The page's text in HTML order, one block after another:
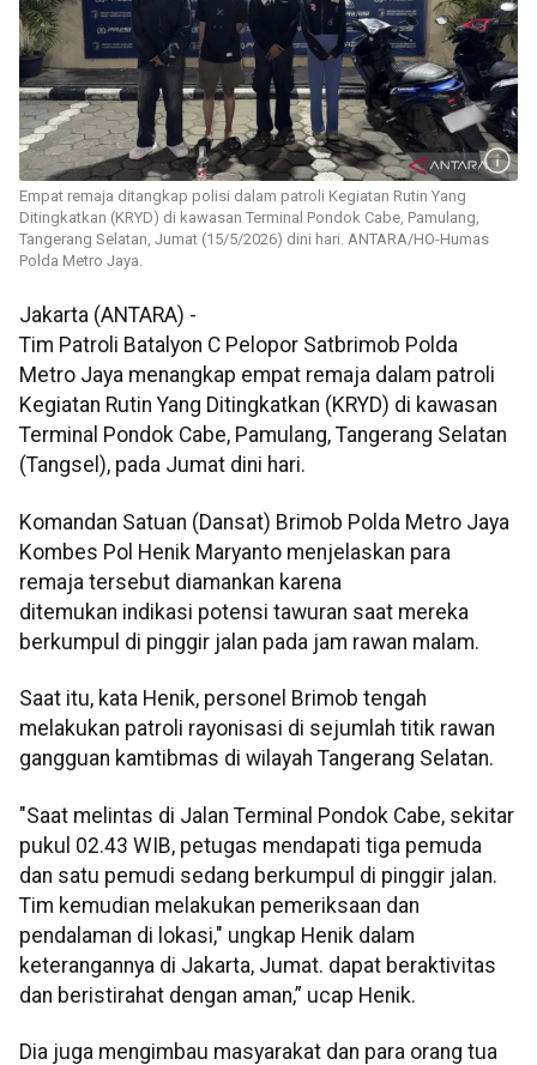
Empat remaja ditangkap polisi dalam patroli Kegiatan Rutin Yang
Ditingkatkan (KRYD) di kawasan Terminal Pondok Cabe, Pamulang,
Tangerang Selatan, Jumat (15/5/2026) dini hari. ANTARA/HO-Humas
Polda Metro Jaya.
Jakarta (ANTARA) -
Tim Patroli Batalyon C Pelopor Satbrimob Polda
Metro Jaya menangkap empat remaja dalam patroli
Kegiatan Rutin Yang Ditingkatkan (KRYD) di kawasan
Terminal Pondok Cabe, Pamulang, Tangerang Selatan
(Tangsel), pada Jumat dini hari.
Komandan Satuan (Dansat) Brimob Polda Metro Jaya
Kombes Pol Henik Maryanto menjelaskan para
remaja tersebut diamankan karena
ditemukan indikasi potensi tawuran saat mereka
berkumpul di pinggir jalan pada jam rawan malam.
Saat itu, kata Henik, personel Brimob tengah
melakukan patroli rayonisasi di sejumlah titik rawan
gangguan kamtibmas di wilayah Tangerang Selatan.
"Saat melintas di Jalan Terminal Pondok Cabe, sekitar
pukul 02.43 WIB, petugas mendapati tiga pemuda
dan satu pemudi sedang berkumpul di pinggir jalan.
Tim kemudian melakukan pemeriksaan dan
pendalaman di lokasi," ungkap Henik dalam
keterangannya di Jakarta, Jumat. dapat beraktivitas
dan beristirahat dengan aman,” ucap Henik.
Dia juga mengimbau masyarakat dan para orang tua